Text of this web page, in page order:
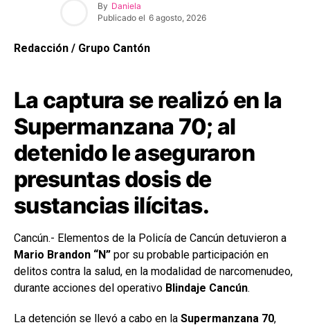
By Daniela
Publicado el 6 agosto, 2026
Redacción / Grupo Cantón
La captura se realizó en la
Supermanzana 70; al
detenido le aseguraron
presuntas dosis de
sustancias ilícitas.
Cancún.- Elementos de la Policía de Cancún detuvieron a
Mario Brandon “N” por su probable participación en
delitos contra la salud, en la modalidad de narcomenudeo,
durante acciones del operativo Blindaje Cancún.
La detención se llevó a cabo en la Supermanzana 70,